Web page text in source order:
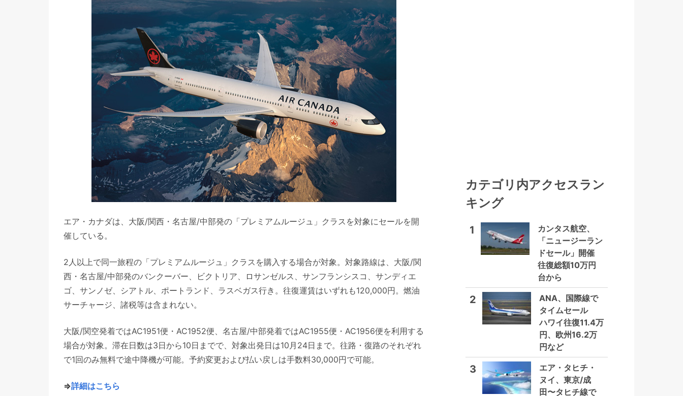
エア・カナダは、大阪/関西・名古屋/中部発の「プレミアムルージュ」クラスを対象にセールを開
催している。
2人以上で同一旅程の「プレミアムルージュ」クラスを購入する場合が対象。対象路線は、大阪/関
西・名古屋/中部発のバンクーバー、ビクトリア、ロサンゼルス、サンフランシスコ、サンディエ
ゴ、サンノゼ、シアトル、ポートランド、ラスベガス行き。往復運賃はいずれも120,000円。燃油
サーチャージ、諸税等は含まれない。
大阪/関空発着ではAC1951便・AC1952便、名古屋/中部発着ではAC1955便・AC1956便を利用する
場合が対象。滞在日数は3日から10日までで、対象出発日は10月24日まで。往路・復路のそれぞれ
で1回のみ無料で途中降機が可能。予約変更および払い戻しは手数料30,000円で可能。
⇒詳細はこちら
カテゴリ内アクセスラン
キング
1
カンタス航空、
「ニュージーラン
ドセール」開催
往復総額10万円
台から
2
ANA、国際線で
タイムセール
ハワイ往復11.4万
円、欧州16.2万
円など
3
エア・タヒチ・
ヌイ、東京/成
田〜タヒチ線で